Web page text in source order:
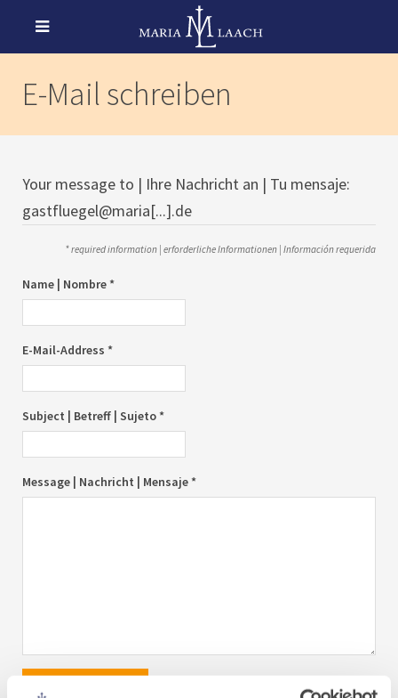
E-Mail schreiben
Your message to | Ihre Nachricht an | Tu mensaje:
gastfluegel@maria[...].de
* required information | erforderliche Informationen | Información requerida
Name | Nombre *
E-Mail-Address *
Subject | Betreff | Sujeto *
Message | Nachricht | Mensaje *